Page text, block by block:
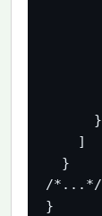
      }
    ]
  }
/*...*/
}